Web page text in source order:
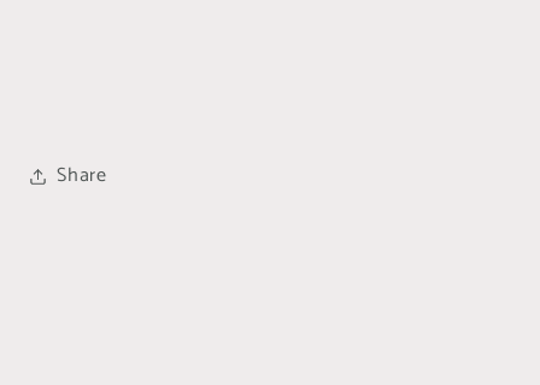
Share